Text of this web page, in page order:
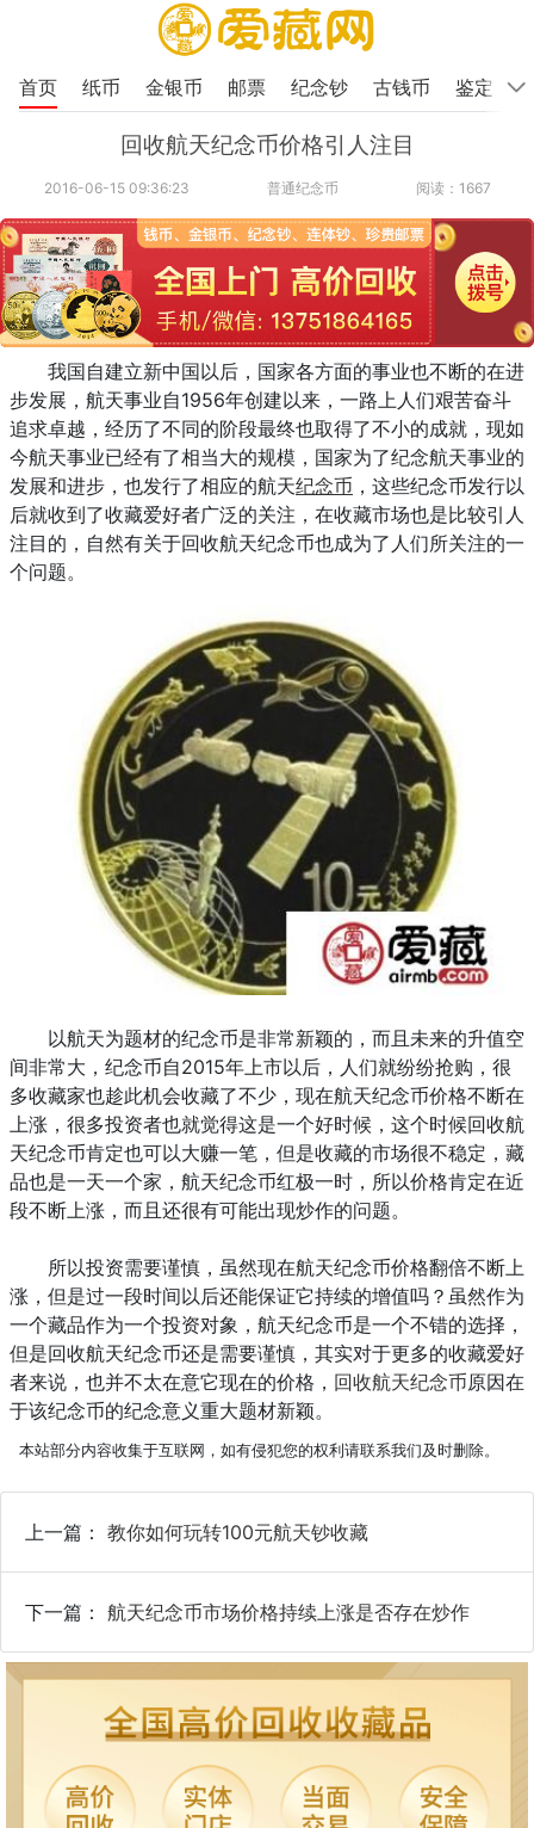
首页 纸币 金银币 邮票 纪念钞 古钱币 鉴定
回收航天纪念币价格引人注目
2016-06-15 09:36:23 普通纪念币 阅读：1667
我国自建立新中国以后，国家各方面的事业也不断的在进
步发展，航天事业自1956年创建以来，一路上人们艰苦奋斗
追求卓越，经历了不同的阶段最终也取得了不小的成就，现如
今航天事业已经有了相当大的规模，国家为了纪念航天事业的
发展和进步，也发行了相应的航天纪念币 ，这些纪念币发行以
后就收到了收藏爱好者广泛的关注，在收藏市场也是比较引人
注目的，自然有关于回收航天纪念币也成为了人们所关注的一
个问题。
以航天为题材的纪念币是非常新颖的，而且未来的升值空
间非常大，纪念币自2015年上市以后，人们就纷纷抢购，很
多收藏家也趁此机会收藏了不少，现在航天纪念币价格不断在
上涨，很多投资者也就觉得这是一个好时候，这个时候回收航
天纪念币肯定也可以大赚一笔，但是收藏的市场很不稳定，藏
品也是一天一个家，航天纪念币红极一时，所以价格肯定在近
段不断上涨，而且还很有可能出现炒作的问题。
所以投资需要谨慎，虽然现在航天纪念币价格翻倍不断上
涨，但是过一段时间以后还能保证它持续的增值吗？虽然作为
一个藏品作为一个投资对象，航天纪念币是一个不错的选择，
但是回收航天纪念币还是需要谨慎，其实对于更多的收藏爱好
者来说，也并不太在意它现在的价格， 回收航天纪念币原因在
于该纪念币的纪念意义重大题材新颖。
本站部分内容收集于互联网，如有侵犯您的权利请联系我们及时删除。
上一篇： 教你如何玩转100元航天钞收藏
下一篇： 航天纪念币市场价格持续上涨是否存在炒作